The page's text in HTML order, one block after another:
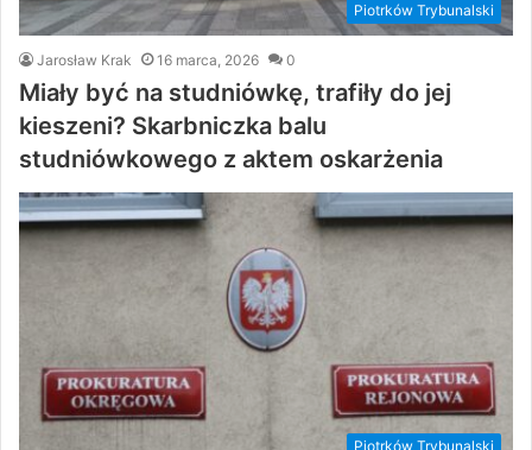
Piotrków Trybunalski
Jarosław Krak 16 marca, 2026 0
Miały być na studniówkę, trafiły do jej
kieszeni? Skarbniczka balu
studniówkowego z aktem oskarżenia
Piotrków Trybunalski